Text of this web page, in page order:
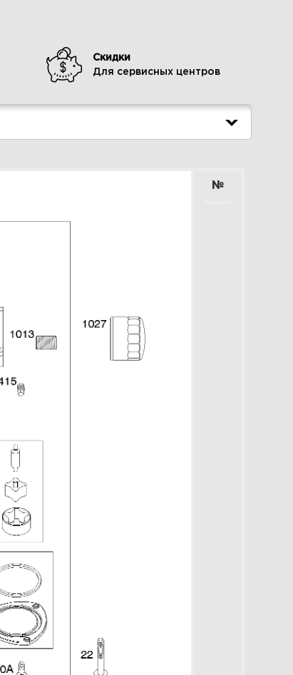
топливоподача
0118-G1
вал / Цилиндр /
/ кольца / шатун
0118-G1
Скидки
Для сервисных центров
№